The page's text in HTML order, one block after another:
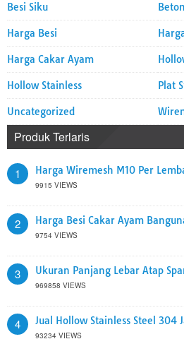
Besi Siku
Harga Besi
Harga Cakar Ayam
Hollow Stainless Plat
Uncategorized
Produk Terlaris
1 Harga Wiremesh M10 Per
9915 VIEWS
2 Harga Besi Cakar Ayam
9754 VIEWS
3 Ukuran Panjang Lebar Atap
969858 VIEWS
4 Jual Hollow Stainless Steel 304
93234 VIEWS